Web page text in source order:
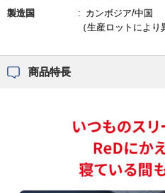
製造国
カンボジア/中国
（生産ロットにより
商品特長